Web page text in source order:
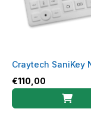
Craytech SaniKey
€110,00